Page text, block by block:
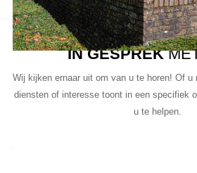
IN GESPREK
Wij kijken ernaar uit om van u te horen! Of u
diensten of interesse toont in een specifiek
u te helpen.